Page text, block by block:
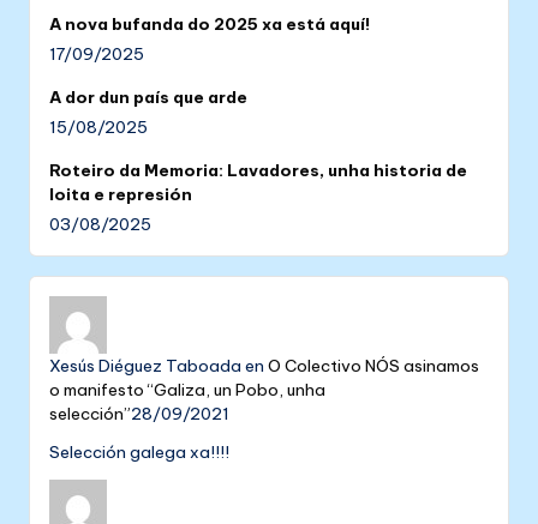
A nova bufanda do 2025 xa está aquí!
17/09/2025
A dor dun país que arde
15/08/2025
Roteiro da Memoria: Lavadores, unha historia de
loita e represión
03/08/2025
Xesús Diéguez Taboada en O Colectivo NÓS asinamos
o manifesto “Galiza, un Pobo, unha
selección”28/09/2021
Selección galega xa!!!!